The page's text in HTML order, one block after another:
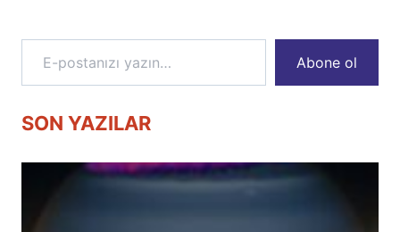
E-postanızı yazın…
Abone ol
SON YAZILAR